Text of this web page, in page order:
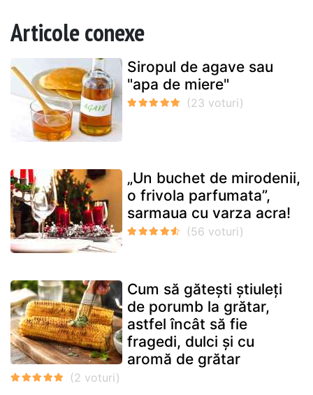
Articole conexe
Siropul de agave sau
"apa de miere"
„Un buchet de mirodenii,
o frivola parfumata”,
sarmaua cu varza acra!
Cum să gătești știuleți
de porumb la grătar,
astfel încât să fie
fragedi, dulci și cu
aromă de grătar